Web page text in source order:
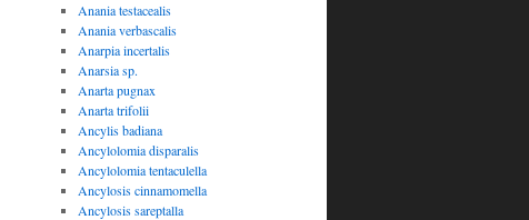
Anania testacealis
Anania verbascalis
Anarpia incertalis
Anarsia sp.
Anarta pugnax
Anarta trifolii
Ancylis badiana
Ancylolomia disparalis
Ancylolomia tentaculella
Ancylosis cinnamomella
Ancylosis sareptalla